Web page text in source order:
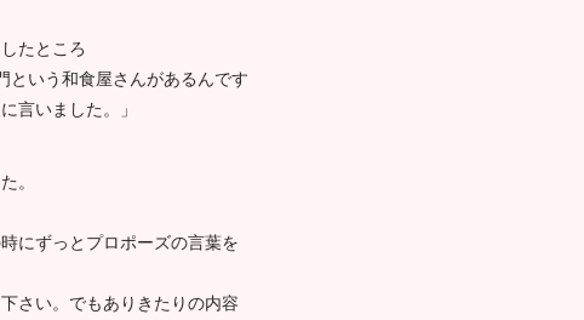
たところ
という和食屋さんがあるんです
言いました。」
。
にずっとプロポーズの言葉を
さい。でもありきたりの内容